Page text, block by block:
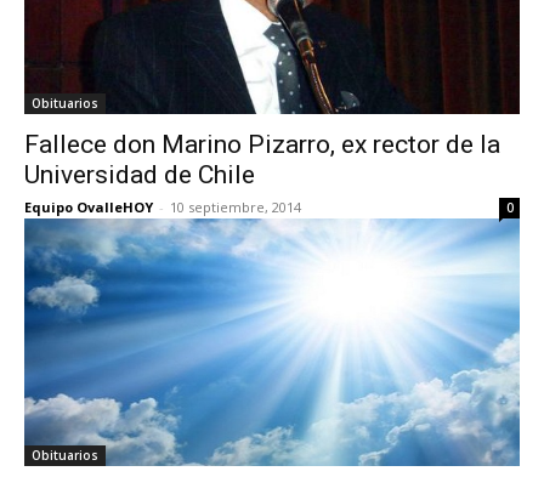
Obituarios
Fallece don Marino Pizarro, ex rector de la
Universidad de Chile
Equipo OvalleHOY - 10 septiembre, 2014 0
Obituarios